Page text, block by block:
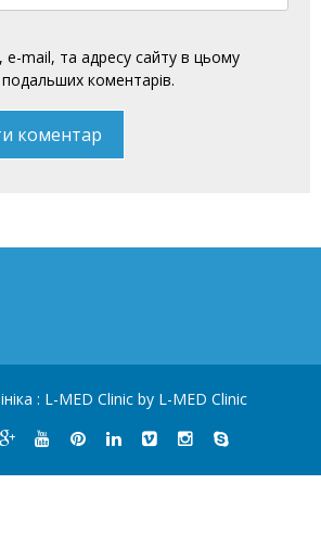
e-mail, та адресу сайту в цьому
коментарів.
: L-MED Clinic by L-MED Clinic